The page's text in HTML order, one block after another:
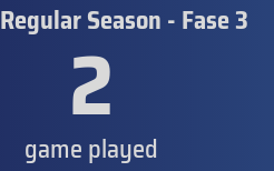
Regular Season - Fase 3
2
game played